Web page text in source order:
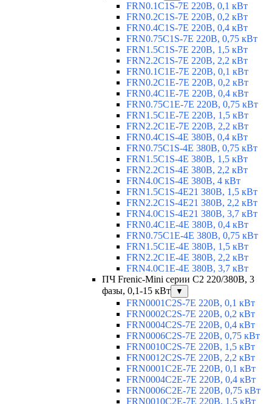
FRN0.1C1S-7E 220В, 0,1 кВт
FRN0.2C1S-7E 220В, 0,2 кВт
FRN0.4C1S-7E 220В, 0,4 кВт
FRN0.75C1S-7E 220В, 0,75 кВт
FRN1.5C1S-7E 220В, 1,5 кВт
FRN2.2C1S-7E 220В, 2,2 кВт
FRN0.1C1E-7E 220В, 0,1 кВт
FRN0.2C1E-7E 220В, 0,2 кВт
FRN0.4C1E-7E 220В, 0,4 кВт
FRN0.75C1E-7E 220В, 0,75 кВт
FRN1.5C1E-7E 220В, 1,5 кВт
FRN2.2C1E-7E 220В, 2,2 кВт
FRN0.4C1S-4E 380В, 0,4 кВт
FRN0.75C1S-4E 380В, 0,75 кВт
FRN1.5C1S-4E 380В, 1,5 кВт
FRN2.2C1S-4E 380В, 2,2 кВт
FRN4.0C1S-4E 380В, 4 кВт
FRN1.5C1S-4E21 380В, 1,5 кВт
FRN2.2C1S-4E21 380В, 2,2 кВт
FRN4.0C1S-4E21 380В, 3,7 кВт
FRN0.4C1E-4E 380В, 0,4 кВт
FRN0.75C1E-4E 380В, 0,75 кВт
FRN1.5C1E-4E 380В, 1,5 кВт
FRN2.2C1E-4E 380В, 2,2 кВт
FRN4.0C1E-4E 380В, 3,7 кВт
ПЧ Frenic-Mini серии С2 220/380В, 3
фазы, 0,1-15 кВт
▼
FRN0001C2S-7E 220В, 0,1 кВт
FRN0002C2S-7E 220В, 0,2 кВт
FRN0004C2S-7E 220В, 0,4 кВт
FRN0006C2S-7E 220В, 0,75 кВт
FRN0010C2S-7E 220В, 1,5 кВт
FRN0012C2S-7E 220В, 2,2 кВт
FRN0001C2E-7E 220В, 0,1 кВт
FRN0004C2E-7E 220В, 0,4 кВт
FRN0006C2E-7E 220В, 0,75 кВт
FRN0010C2E-7E 220В, 1,5 кВт